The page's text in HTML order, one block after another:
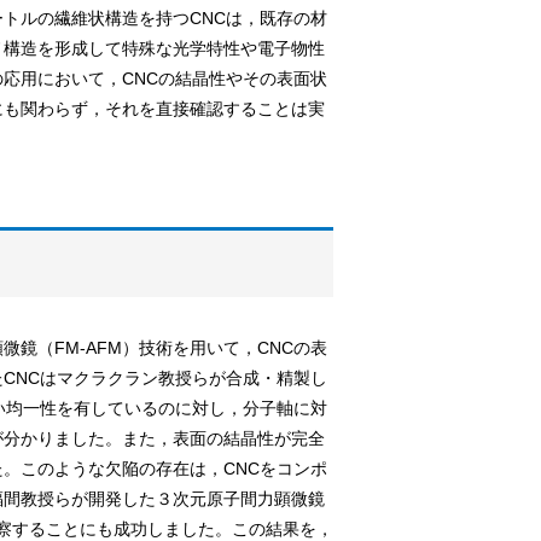
ルの繊維状構造を持つCNCは，既存の材
造を形成して特殊な光学特性や電子物性
用において，CNCの結晶性やその表面状
関わらず，それを直接確認することは実
鏡（FM-AFM）技術を用いて，CNCの表
はマクラクラン教授らが合成・精製し
一性を有しているのに対し，分子軸に対
かりました。また，表面の結晶性が完全
このような欠陥の存在は，CNCをコンポ
教授らが開発した３次元原子間力顕微鏡
ることにも成功しました。この結果を，